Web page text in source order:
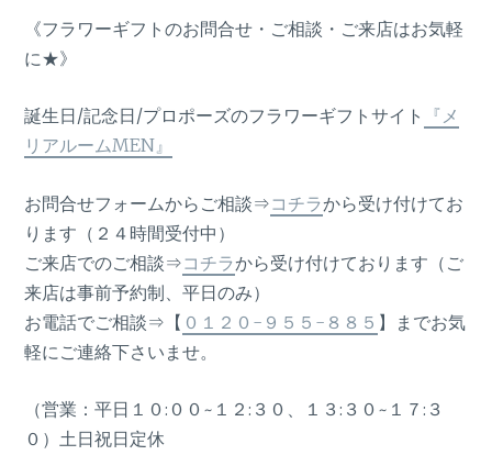
《フラワーギフトのお問合せ・ご相談・ご来店はお気軽
に★》
誕生日/記念日/プロポーズのフラワーギフトサイト
『メ
リアルームMEN』
お問合せフォームからご相談⇒コチラから受け付けてお
ります（２４時間受付中）
ご来店でのご相談⇒コチラから受け付けております（ご
来店は事前予約制、平日のみ）
お電話でご相談⇒【 ０１２０-９５５-８８５ 】までお気
軽にご連絡下さいませ。
（営業：平日１０:００~１２:３０、１３:３０~１７:３
０）土日祝日定休